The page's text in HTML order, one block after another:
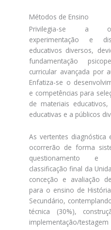
Métodos de Ensino
Privilegia-se a
experimentação e
educativos diversos,
fundamentação
curricular avançada por
Enfatiza-se o
e competências para
de materiais
educativas e a públicos
As vertentes diagnóstica
ocorrerão de forma
questionamento e
classificação final da
conceção e avaliação
para o ensino de
Secundário,
técnica (30%),
implementação/